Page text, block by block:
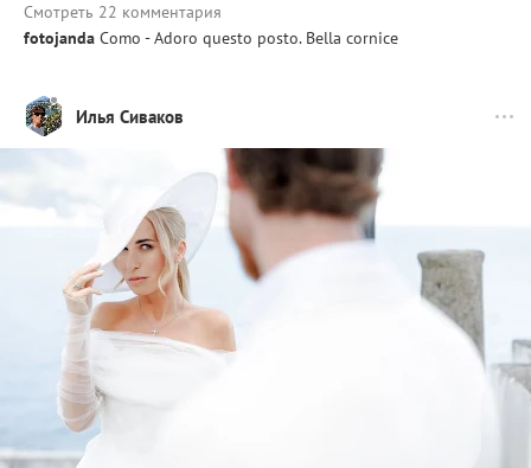
Смотреть 22 комментария
fotojanda Como - Adoro questo posto. Bella cornice
Илья Сиваков